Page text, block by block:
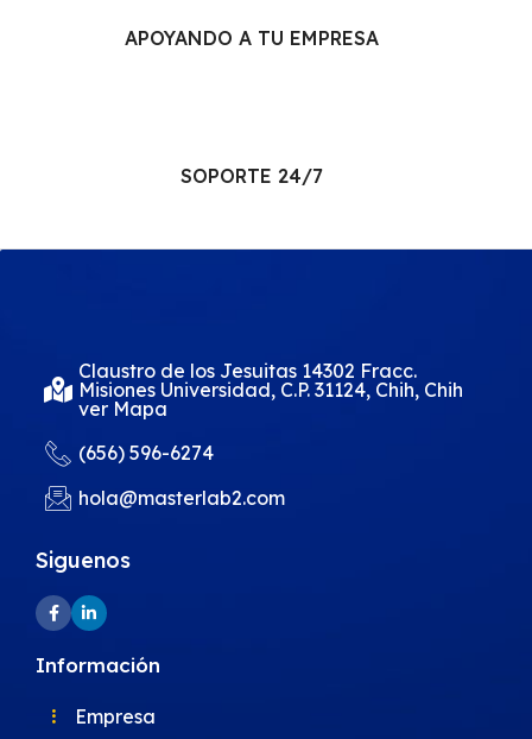
APOYANDO A TU EMPRESA
SOPORTE 24/7
Claustro de los Jesuitas 14302 Fracc.
Misiones Universidad, C.P. 31124, Chih, Chih
ver Mapa
(656) 596-6274
hola@masterlab2.com
Siguenos
Información
Empresa